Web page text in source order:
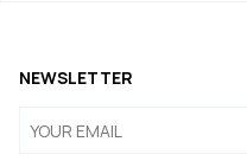
NEWSLETTER